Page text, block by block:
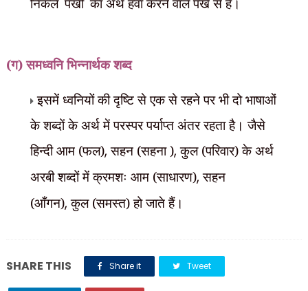
' '
(ग) समध्वनि भिन्नार्थक शब्द
इसमें ध्वनियों की दृष्टि से एक से रहने पर भी दो भाषाओं
के शब्दों के अर्थ में परस्पर पर्याप्त अंतर रहता है। जैसे
हिन्दी आम (फल),सहन (सहना ),कुल (परिवार) के अर्थ
अरबी शब्दों में क्रमशः आम (साधारण),सहन
(आँगन),कुल (समस्त) हो जाते हैं।
SHARE THIS Share it Tweet